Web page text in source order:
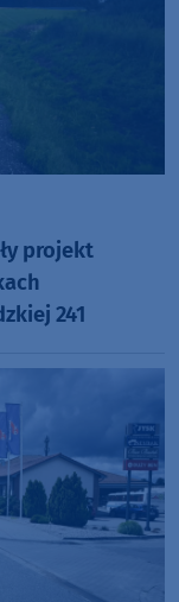
projekt
241